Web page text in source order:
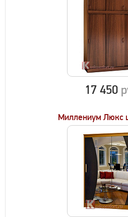
17 450
Миллениум Люкс